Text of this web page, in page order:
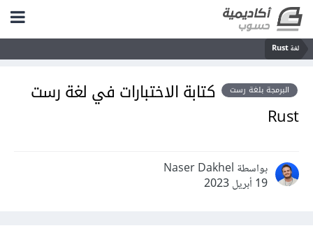
لغة Rust
البرمجة بلغة رست
كتابة الاختبارات في لغة رست
Rust
بواسطة Naser Dakhel
19 أبريل 2023